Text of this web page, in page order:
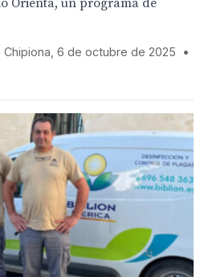
Orienta, un programa de
6 de octubre de 2025
•